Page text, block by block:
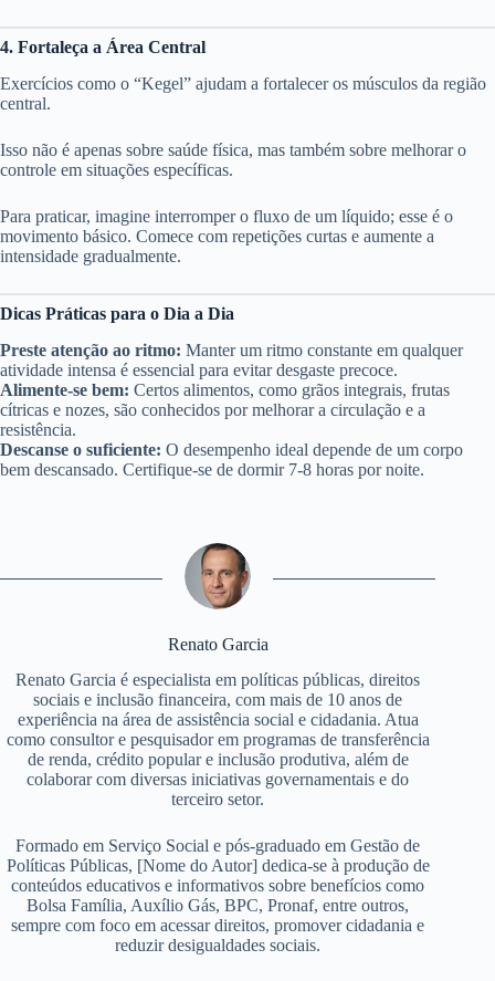
4. Fortaleça a Área Central
Exercícios como o “Kegel” ajudam a fortalecer os músculos da região
central.
Isso não é apenas sobre saúde física, mas também sobre melhorar o
controle em situações específicas.
Para praticar, imagine interromper o fluxo de um líquido; esse é o
movimento básico. Comece com repetições curtas e aumente a
intensidade gradualmente.
Dicas Práticas para o Dia a Dia
Preste atenção ao ritmo: Manter um ritmo constante em qualquer
atividade intensa é essencial para evitar desgaste precoce.
Alimente-se bem: Certos alimentos, como grãos integrais, frutas
cítricas e nozes, são conhecidos por melhorar a circulação e a
resistência.
Descanse o suficiente: O desempenho ideal depende de um corpo
bem descansado. Certifique-se de dormir 7-8 horas por noite.
Renato Garcia
Renato Garcia é especialista em políticas públicas, direitos
sociais e inclusão financeira, com mais de 10 anos de
experiência na área de assistência social e cidadania. Atua
como consultor e pesquisador em programas de transferência
de renda, crédito popular e inclusão produtiva, além de
colaborar com diversas iniciativas governamentais e do
terceiro setor.
Formado em Serviço Social e pós-graduado em Gestão de
Políticas Públicas, [Nome do Autor] dedica-se à produção de
conteúdos educativos e informativos sobre benefícios como
Bolsa Família, Auxílio Gás, BPC, Pronaf, entre outros,
sempre com foco em acessar direitos, promover cidadania e
reduzir desigualdades sociais.